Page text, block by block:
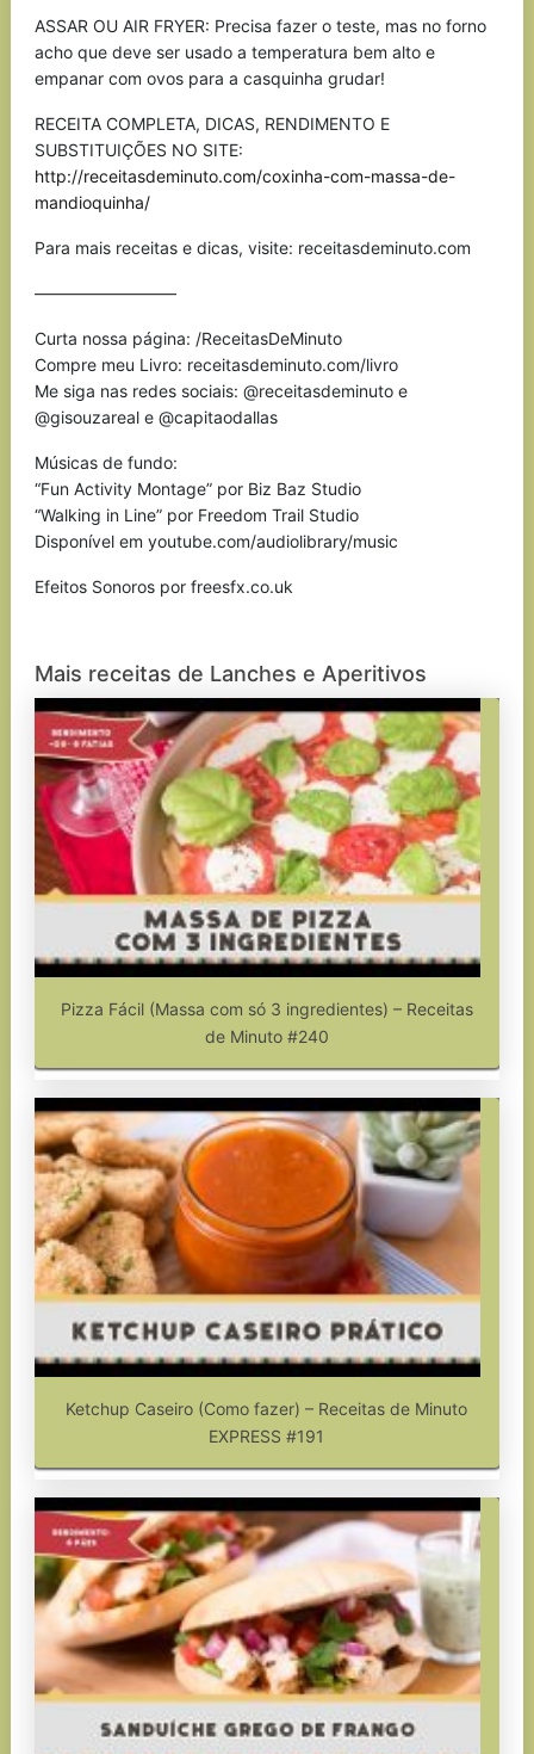
ASSAR OU AIR FRYER: Precisa fazer o teste, mas no forno
acho que deve ser usado a temperatura bem alto e
empanar com ovos para a casquinha grudar!
RECEITA COMPLETA, DICAS, RENDIMENTO E
SUBSTITUIÇÕES NO SITE:
http://receitasdeminuto.com/coxinha-com-massa-de-
mandioquinha/
Para mais receitas e dicas, visite: receitasdeminuto.com
————————–
Curta nossa página: /ReceitasDeMinuto
Compre meu Livro: receitasdeminuto.com/livro
Me siga nas redes sociais: @receitasdeminuto e
@gisouzareal e @capitaodallas
Músicas de fundo:
“Fun Activity Montage” por Biz Baz Studio
“Walking in Line” por Freedom Trail Studio
Disponível em youtube.com/audiolibrary/music
Efeitos Sonoros por freesfx.co.uk
Mais receitas de Lanches e Aperitivos
Pizza Fácil (Massa com só 3 ingredientes) – Receitas
de Minuto #240
Ketchup Caseiro (Como fazer) – Receitas de Minuto
EXPRESS #191